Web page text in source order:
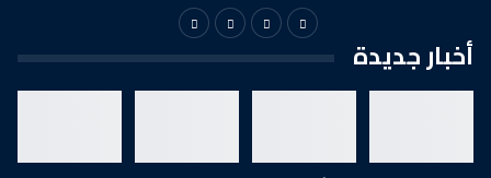
أخبار جديدة